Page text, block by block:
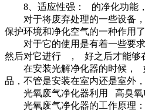
8、适应性强： 的净化功能，
对于将废弃处理的一些设备，
保护环境和净化空气的一种作用
对于它的使用是有着一些要求
然后对它进行 ， 好之后才能够
在安装光解净化器的时候， 好
品，不管是安装在室内还是室外
光氧废气净化器利用 高臭氧
光氧废气净化器的工作原理：